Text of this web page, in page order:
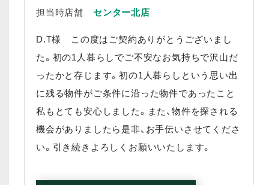
担当時店舗
センター北店
D.T様 この度はご契約ありがとうございまし
た。初の1人暮らしでご不安なお気持ちで沢山だ
ったかと存じます。初の1人暮らしという思い出
に残る物件がご条件に沿った物件であったこと
私もとても安心しました。また、物件を探される
機会がありましたら是非、お手伝いさせてくださ
い。引き続きよろしくお願いいたします。